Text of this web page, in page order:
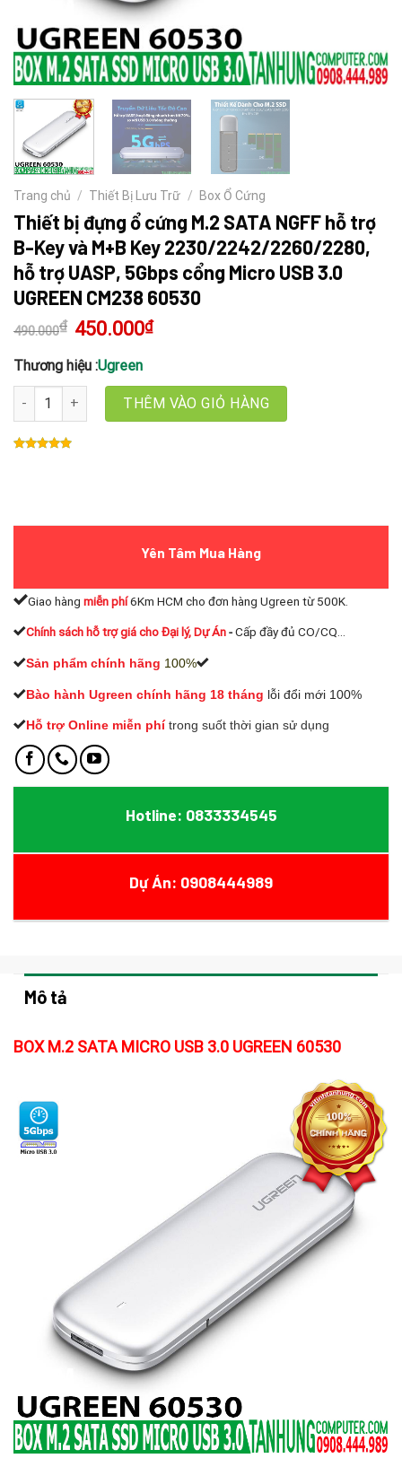
Trang chủ / Thiết Bị Lưu Trữ / Box Ổ Cứng
Thiết bị đựng ổ cứng M.2 SATA NGFF hỗ trợ
B-Key và M+B Key 2230/2242/2260/2280,
hỗ trợ UASP, 5Gbps cổng Micro USB 3.0
UGREEN CM238 60530
490.000₫
Giá
gốc
490.000₫.
450.000₫Giá
hiện
Thương hiệu :Ugreen
Thiết bị đựng ổ cứng M.2 SATA NGFF hỗ trợ B-Key và M+B Key
THÊM VÀO GIỎ HÀNG
Yên Tâm Mua Hàng
Giao hàng miễn phí6Km HCM cho đơn hàng Ugreen từ 500K.
Chính sách hỗ trợ giá cho Đại lý, Dự Án-Cấp đầy đủ CO/CQ...
Sản phẩm chính hãng 100%
Bào hành Ugreen chính hãng 18 tháng lỗi đổi mới 100%
Hỗ trợ Online miễn phí trong suốt thời gian sử dụng
Hotline: 0833334545
Dự Án: 0908444989
Mô tả
BOX M.2 SATA MICRO USB 3.0 UGREEN 60530